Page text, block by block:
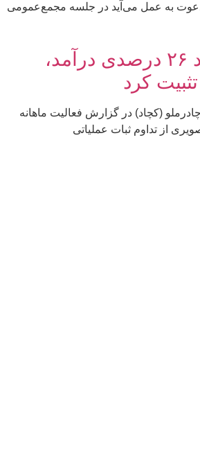
دعوت به عمل می‌آید در جلسه مجمع‌عمومی
«کچاد» با رشد ۲۶ درصدی درآمد،
کرد
(کچاد) در گزارش فعالیت ماهانه